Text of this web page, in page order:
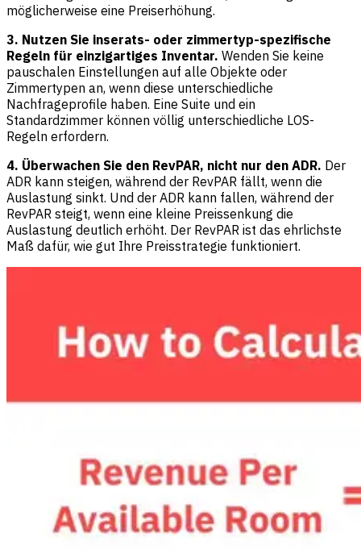
möglicherweise eine Preiserhöhung.
3. Nutzen Sie inserats- oder zimmertyp-spezifische
Regeln für einzigartiges Inventar. Wenden Sie keine
pauschalen Einstellungen auf alle Objekte oder
Zimmertypen an, wenn diese unterschiedliche
Nachfrageprofile haben. Eine Suite und ein
Standardzimmer können völlig unterschiedliche LOS-
Regeln erfordern.
4. Überwachen Sie den RevPAR, nicht nur den ADR. Der
ADR kann steigen, während der RevPAR fällt, wenn die
Auslastung sinkt. Und der ADR kann fallen, während der
RevPAR steigt, wenn eine kleine Preissenkung die
Auslastung deutlich erhöht. Der RevPAR ist das ehrlichste
Maß dafür, wie gut Ihre Preisstrategie funktioniert.